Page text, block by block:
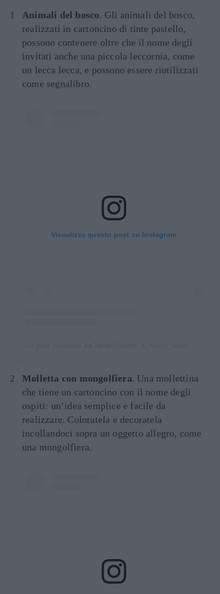
Animali del bosco. Gli animali del bosco,
realizzati in cartoncino di tinte pastello,
possono contenere oltre che il nome degli
invitati anche una piccola leccornia, come
un lecca lecca, e possono essere riutilizzati
come segnalibro.
Visualizza questo post su Instagram
Molletta con mongolfiera. Una mollettina
che tiene un cartoncino con il nome degli
ospiti: un’idea semplice e facile da
realizzare. Coloratela e decoratela
incollandoci sopra un oggetto allegro, come
una mongolfiera.